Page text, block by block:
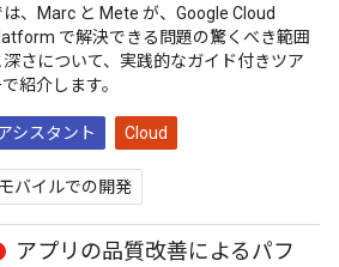
は、Marc と Mete が、Google Cloud
で解決できる問題の驚くべき範囲
深さについて、実践的なガイド付きツア
で紹介します。
シスタント Cloud
モバイルでの開発
アプリの品質改善によるパフ